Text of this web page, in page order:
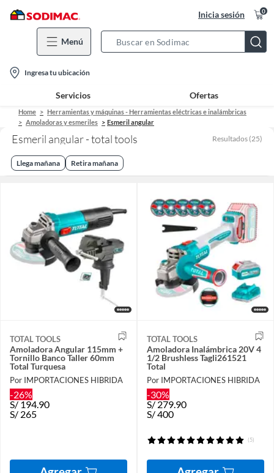
Inicia sesión 0
Menú
Bar
location-
icon
Ingresa tu ubicación
Servicios Ofertas
Home
Herramientas y máquinas - Herramientas eléctricas e inalámbricas
Amoladoras y esmeriles
Esmeril angular
Esmeril angular - total tools Resultados (25)
Llega mañana Retira mañana
TOTAL TOOLS
Amoladora Angular 115mm +
Tornillo Banco Taller 60mm
Total Turquesa
Por IMPORTACIONES HIBRIDA
-26%
S/194.90
S/ 265
TOTAL TOOLS
Amoladora Inalámbrica 20V 4
1/2 Brushless Tagli261521
Total
Por IMPORTACIONES HIBRIDA
-30%
S/279.90
S/400
(5)